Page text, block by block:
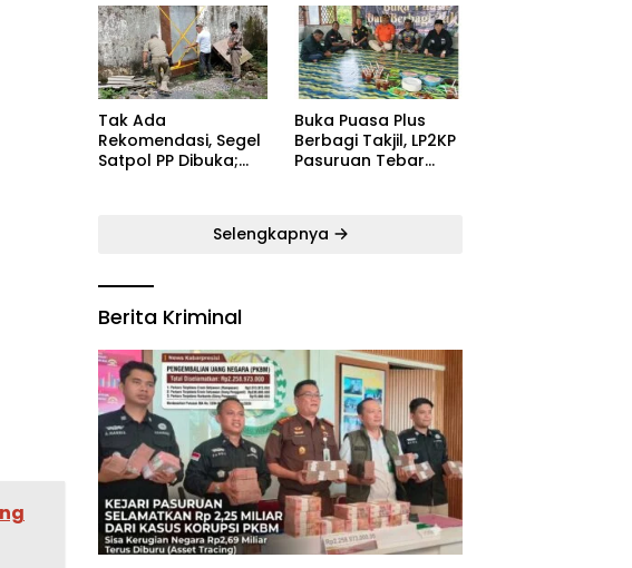
Kebugaran
Masyarakat
Kecamatan Satu
Pelatih Demi
Kebangkitan
Persekabpas
‎Tak Ada
Rekomendasi, Segel
Satpol PP Dibuka;
‎Buka Puasa Plus
Berbagi Takjil, LP2KP
Pasuruan Tebar
Selengkapnya
Berita Kriminal